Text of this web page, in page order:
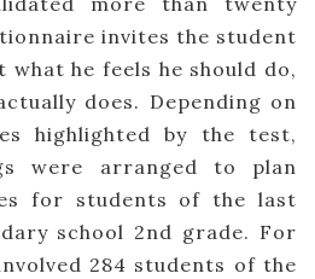
invites the student
he feels he should do,
does. Depending on
highlighted by the test,
were arranged to plan
for students of the last
school 2nd grade. For
284 students of the